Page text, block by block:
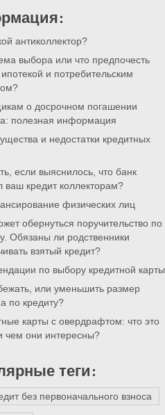
антиколлектор?
выбора или что предпочесть
и потребительским
о досрочном погашении
полезная информация
и недостатки кредитных
если выяснилось, что банк
ваш кредит коллекторам?
физических лиц
обернуться поручительство по
Обязаны ли родственники
взятый кредит?
по выбору кредитной карты
или уменьшить размер
по кредиту?
карты с овердрафтом: что это
чем они интересны?
теги:
без первоначального взноса